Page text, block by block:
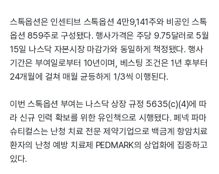
스톡옵션은 인센티브 스톡옵션 4만9,141주와 비공인 스톡
옵션 859주로 구성됐다. 행사가격은 주당 9.75달러로 5월
15일 나스닥 자본시장 마감가와 동일하게 책정됐다. 행사
기간은 부여일로부터 10년이며, 베스팅 조건은 1년 후부터
24개월에 걸쳐 매월 균등하게 1/3씩 이행된다.
이번 스톡옵션 부여는 나스닥 상장 규정 5635(c)(4)에 따
라 신규 인력 확보를 위한 유인책으로 시행됐다. 페넥 파마
슈티컬스는 난청 치료 전문 제약기업으로 백금계 항암치료
환자의 난청 예방 치료제 PEDMARK의 상업화에 집중하고
있다.